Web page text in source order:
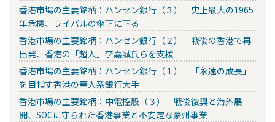
香港市場の主要銘柄：ハンセン銀行（３） 史上最大の1965
年危機、ライバルの傘下に下る
香港市場の主要銘柄：ハンセン銀行（２） 戦後の香港で再
出発、香港の「超人」李嘉誠氏らを支援
香港市場の主要銘柄：ハンセン銀行（１） 「永遠の成長」
を目指す香港の華人系銀行大手
香港市場の主要銘柄：中電控股（３） 戦後復興と海外展
開、SOCに守られた香港事業と不安定な豪州事業